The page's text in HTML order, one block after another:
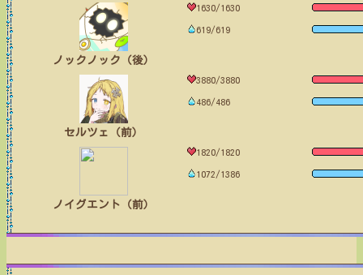
ノックノック（後）
1630/1630
619/619
セルツェ（前）
3880/3880
486/486
ノイグエント（前）
1820/1820
1072/1386